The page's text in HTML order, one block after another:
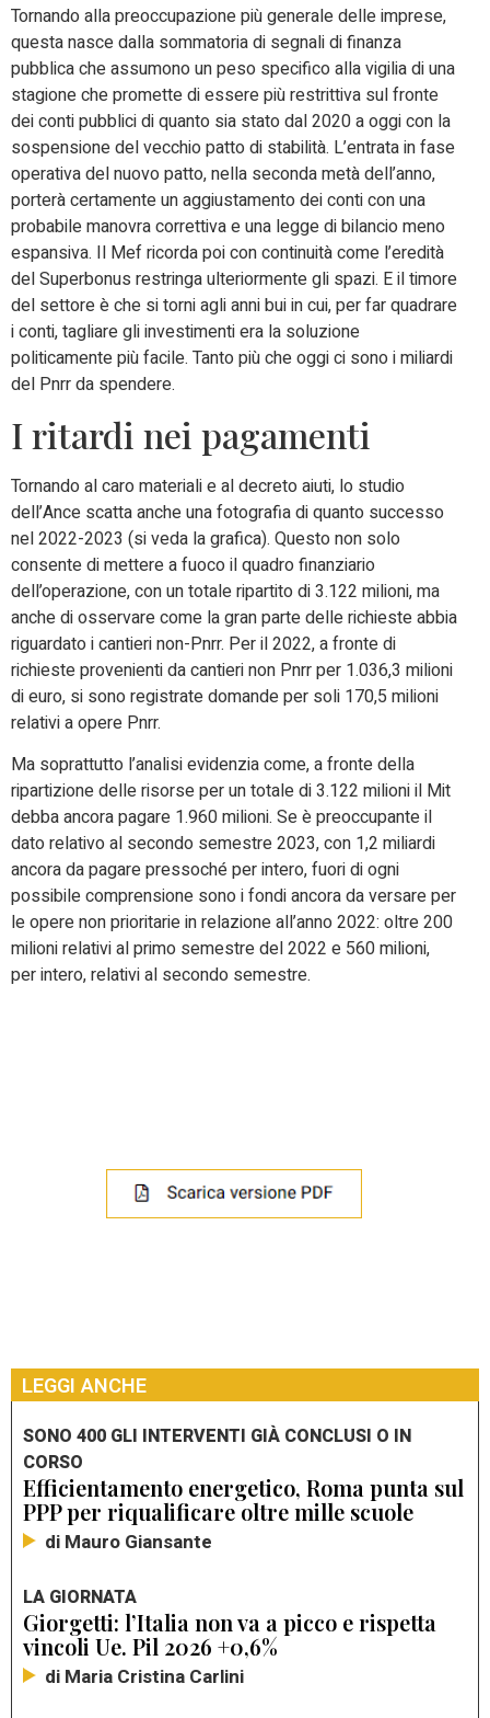
Tornando alla preoccupazione più generale delle imprese,
questa nasce dalla sommatoria di segnali di finanza
pubblica che assumono un peso specifico alla vigilia di una
stagione che promette di essere più restrittiva sul fronte
dei conti pubblici di quanto sia stato dal 2020 a oggi con la
sospensione del vecchio patto di stabilità. L’entrata in fase
operativa del nuovo patto, nella seconda metà dell’anno,
porterà certamente un aggiustamento dei conti con una
probabile manovra correttiva e una legge di bilancio meno
espansiva. Il Mef ricorda poi con continuità come l’eredità
del Superbonus restringa ulteriormente gli spazi. E il timore
del settore è che si torni agli anni bui in cui, per far quadrare
i conti, tagliare gli investimenti era la soluzione
politicamente più facile. Tanto più che oggi ci sono i miliardi
del Pnrr da spendere.
I ritardi nei pagamenti
Tornando al caro materiali e al decreto aiuti, lo studio
dell’Ance scatta anche una fotografia di quanto successo
nel 2022-2023 (si veda la grafica). Questo non solo
consente di mettere a fuoco il quadro finanziario
dell’operazione, con un totale ripartito di 3.122 milioni, ma
anche di osservare come la gran parte delle richieste abbia
riguardato i cantieri non-Pnrr. Per il 2022, a fronte di
richieste provenienti da cantieri non Pnrr per 1.036,3 milioni
di euro, si sono registrate domande per soli 170,5 milioni
relativi a opere Pnrr.
Ma soprattutto l’analisi evidenzia come, a fronte della
ripartizione delle risorse per un totale di 3.122 milioni il Mit
debba ancora pagare 1.960 milioni. Se è preoccupante il
dato relativo al secondo semestre 2023, con 1,2 miliardi
ancora da pagare pressoché per intero, fuori di ogni
possibile comprensione sono i fondi ancora da versare per
le opere non prioritarie in relazione all’anno 2022: oltre 200
milioni relativi al primo semestre del 2022 e 560 milioni,
per intero, relativi al secondo semestre.
LEGGI ANCHE
SONO 400 GLI INTERVENTI GIÀ CONCLUSI O IN
CORSO
Efficientamento energetico, Roma punta sul
PPP per riqualificare oltre mille scuole
di Mauro Giansante
LA GIORNATA
Giorgetti: l’Italia non va a picco e rispetta
vincoli Ue. Pil 2026 +0,6%
di Maria Cristina Carlini